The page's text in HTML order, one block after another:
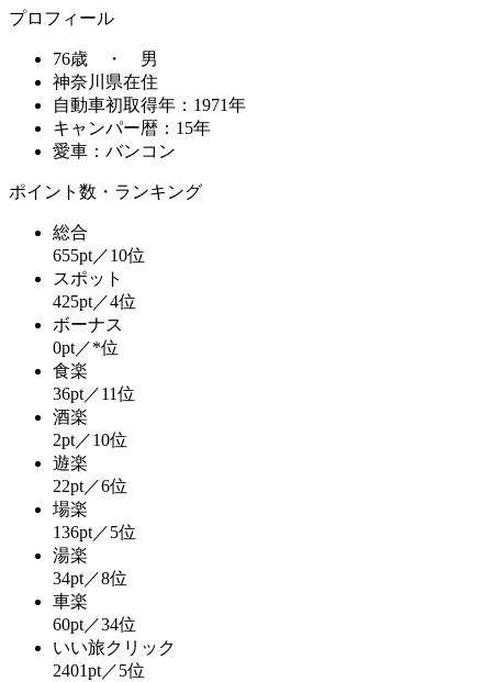
プロフィール
76歳 ・ 男
神奈川県在住
自動車初取得年：1971年
キャンパー暦：15年
愛車：バンコン
ポイント数・ランキング
総合
655pt／10位
スポット
425pt／4位
ボーナス
0pt／*位
食楽
36pt／11位
酒楽
2pt／10位
遊楽
22pt／6位
場楽
136pt／5位
湯楽
34pt／8位
車楽
60pt／34位
いい旅クリック
2401pt／5位